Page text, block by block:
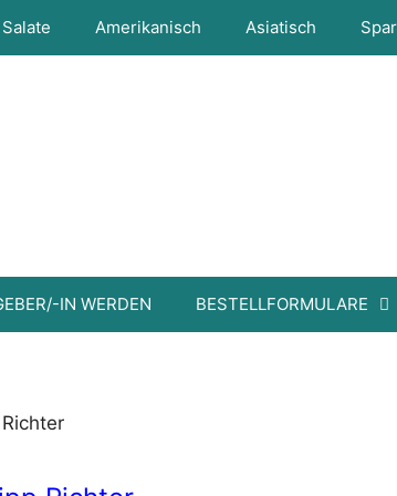
Salate Amerikanisch Asiatisch
IN WERDEN BESTELLFORMULARE